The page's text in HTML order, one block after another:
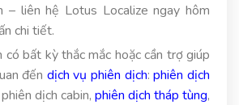
– liên hệ Lotus Localize ngay hôm
chi tiết.
có bất kỳ thắc mắc hoặc cần trợ giúp
đến dịch vụ phiên dịch:phiên dịch
phiên dịch cabin,phiên dịch tháp tùng,